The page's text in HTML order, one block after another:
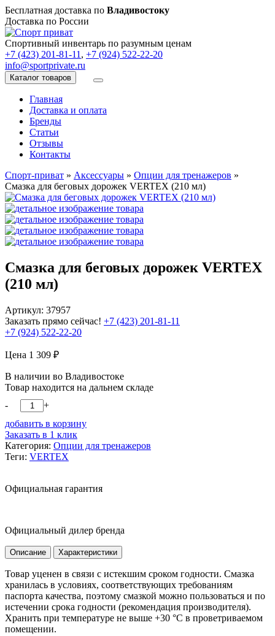
Бесплатная доставка по Владивостоку
Доставка по России
Спортивный инвентарь по разумным ценам
+7 (423) 201-81-11 , +7 (924) 522-22-20
info@sportprivate.ru
Каталог товаров
Главная
Доставка и оплата
Бренды
Статьи
Отзывы
Контакты
Спорт-приват » Аксессуары » Опции для тренажеров »
Смазка для беговых дорожек VERTEX (210 мл)
Смазка для беговых дорожек VERTEX
(210 мл)
Артикул: 37957
Заказать прямо сейчас! +7 (423) 201-81-11
+7 (924) 522-22-20
Цена 1 309 ₽
В наличии во Владивостоке
Товар находится на дальнем складе
-
+
добавить в корзину
Заказать в 1 клик
Категория: Опции для тренажеров
Теги: VERTEX
Официальная гарантия
Официальный дилер бренда
Описание Характеристики
Товар уценен в связи с истекшим сроком годности. Смазка
хранилась в условиях, соответствующих требованиям
паспорта качества, поэтому смазкой можно пользоваться и по
истечении срока годности (рекомендация производителя).
Хранить при температуре не выше +30 °С в проветриваемом
помещении.